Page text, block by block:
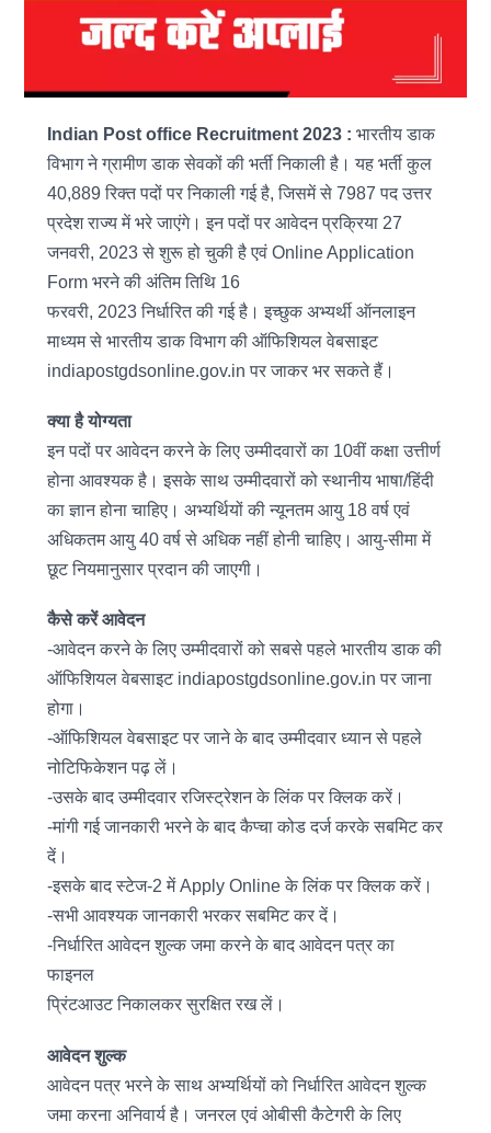
Indian Post office Recruitment 2023 : भारतीय डाक
विभाग ने ग्रामीण डाक सेवकों की भर्ती निकाली है। यह भर्ती कुल
40,889 रिक्त पदों पर निकाली गई है, जिसमें से 7987 पद उत्तर
प्रदेश राज्य में भरे जाएंगे। इन पदों पर आवेदन प्रक्रिया 27
जनवरी, 2023 से शुरू हो चुकी है एवं Online Application
Form भरने की अंतिम तिथि 16
फरवरी, 2023 निर्धारित की गई है। इच्छुक अभ्यर्थी ऑनलाइन
माध्यम से भारतीय डाक विभाग की ऑफिशियल वेबसाइट
indiapostgdsonline.gov.in पर जाकर भर सकते हैं।
क्या है योग्यता
इन पदों पर आवेदन करने के लिए उम्मीदवारों का 10वीं कक्षा उत्तीर्ण
होना आवश्यक है। इसके साथ उम्मीदवारों को स्थानीय भाषा/हिंदी
का ज्ञान होना चाहिए। अभ्यर्थियों की न्यूनतम आयु 18 वर्ष एवं
अधिकतम आयु 40 वर्ष से अधिक नहीं होनी चाहिए। आयु-सीमा में
छूट नियमानुसार प्रदान की जाएगी।
कैसे करें आवेदन
-आवेदन करने के लिए उम्मीदवारों को सबसे पहले भारतीय डाक की
ऑफिशियल वेबसाइट indiapostgdsonline.gov.in पर जाना
होगा।
-ऑफिशियल वेबसाइट पर जाने के बाद उम्मीदवार ध्यान से पहले
नोटिफिकेशन पढ़ लें।
-उसके बाद उम्मीदवार रजिस्ट्रेशन के लिंक पर क्लिक करें।
-मांगी गई जानकारी भरने के बाद कैप्चा कोड दर्ज करके सबमिट कर
दें।
-इसके बाद स्टेज-2 में Apply Online के लिंक पर क्लिक करें।
-सभी आवश्यक जानकारी भरकर सबमिट कर दें।
-निर्धारित आवेदन शुल्क जमा करने के बाद आवेदन पत्र का
फाइनल
प्रिंटआउट निकालकर सुरक्षित रख लें।
आवेदन शुल्क
आवेदन पत्र भरने के सा​थ अभ्यर्थियों को निर्धारित आवेदन शुल्क
जमा करना अनिवार्य है। जनरल एवं ओबीसी कैटेगरी के लिए